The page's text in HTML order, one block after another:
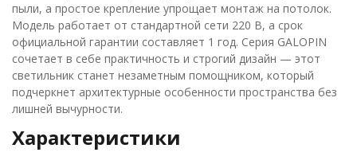
пыли, а простое крепление упрощает монтаж на потолок.
Модель работает от стандартной сети 220 В, а срок
официальной гарантии составляет 1 год. Серия GALOPIN
сочетает в себе практичность и строгий дизайн — этот
светильник станет незаметным помощником, который
подчеркнет архитектурные особенности пространства без
лишней вычурности.
Характеристики